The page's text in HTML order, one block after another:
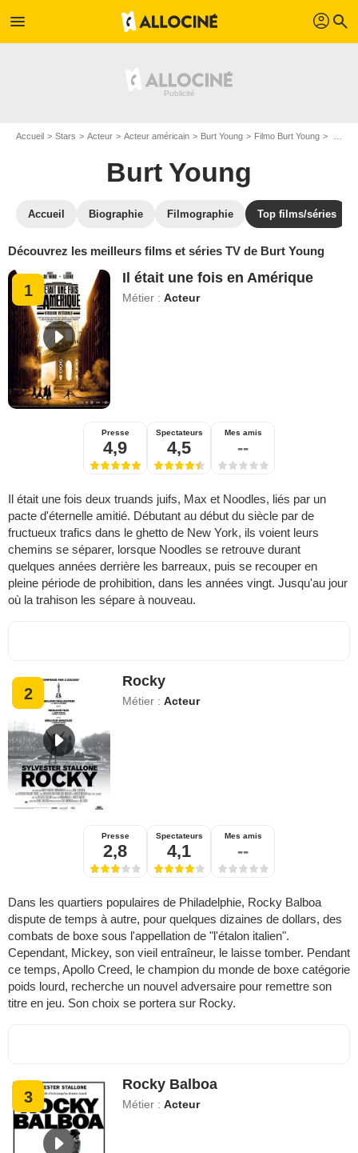
menu profil search
Accueil Stars Acteur Acteur américain Burt Young Filmo Burt Young
Burt Young
Accueil Biographie Filmographie Top films/séries
Découvrez les meilleurs films et séries TV de Burt Young
1
Il était une fois en Amérique
Métier :Acteur
Presse
4,9
Spectateurs
4,5
Mes amis
--
Il était une fois deux truands juifs, Max et Noodles, liés par un
pacte d'éternelle amitié. Débutant au début du siècle par de
fructueux trafics dans le ghetto de New York, ils voient leurs
chemins se séparer, lorsque Noodles se retrouve durant
quelques années derrière les barreaux, puis se recouper en
pleine période de prohibition, dans les années vingt. Jusqu'au jour
où la trahison les sépare à nouveau.
2
Rocky
Métier :Acteur
Presse
2,8
Spectateurs
4,1
Mes amis
--
Dans les quartiers populaires de Philadelphie, Rocky Balboa
dispute de temps à autre, pour quelques dizaines de dollars, des
combats de boxe sous l'appellation de "l'étalon italien".
Cependant, Mickey, son vieil entraîneur, le laisse tomber. Pendant
ce temps, Apollo Creed, le champion du monde de boxe catégorie
poids lourd, recherche un nouvel adversaire pour remettre son
titre en jeu. Son choix se portera sur Rocky.
3
Rocky Balboa
Métier :Acteur